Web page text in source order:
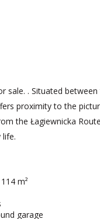
sale. . Situated
proximity to the
the Łagiewnicka
m²
garage